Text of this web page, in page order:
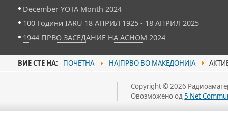
December YOTA Month 2024
100 Години IARU 18 АПРИЛ 1925 - 18 АПРИЛ 2025
1944 ПРВО ЗАСЕДАНИЕ НА АСНОМ 2024
ВИЕ СТЕ НА: ПОЧЕТНА НАЈПРВО ВО МАКЕДОНИЈА
Copyright © 2026
Овозможено од5 Net